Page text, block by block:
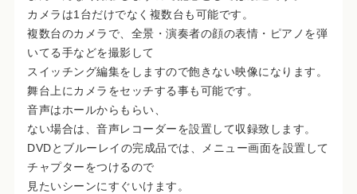
カメラは1台だけでなく複数台も可能です。
複数台のカメラで、全景・演奏者の顔の表情・ピアノを弾
いてる手などを撮影して
スイッチング編集をしますので飽きない映像になります。
舞台上にカメラをセッチする事も可能です。
音声はホールからもらい、
ない場合は、音声レコーダーを設置して収録致します。
DVDとブルーレイの完成品では、メニュー画面を設置して
チャプターをつけるので
見たいシーンにすぐいけます。